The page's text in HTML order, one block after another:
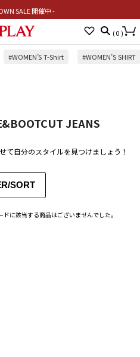
SALE 開催中 -
( 0 )
#WOMEN’S T-Shirt #WOMEN’S SHIRT
JEANS
て自分のスタイルを見つけましょう！
SORT
に該当する商品はございませんでした。